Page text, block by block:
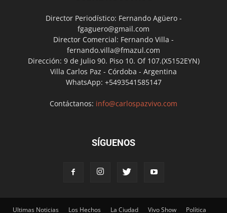
Director Periodístico: Fernando Agüero -
fgaguero@gmail.com
Director Comercial: Fernando Villa -
fernando.villa@fmazul.com
Dirección: 9 de Julio 90. Piso 10. Of 107.(X5152EYN)
Villa Carlos Paz - Córdoba - Argentina
WhatsApp: +5493541585147
Contáctanos: info@carlospazvivo.com
SÍGUENOS
Ultimas Noticias Los Hechos La Ciudad Vivo Show Política